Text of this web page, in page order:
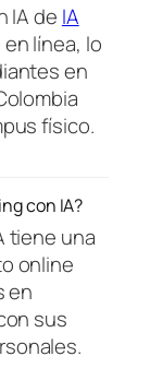
IA de IA
línea, lo
en
físico.
con IA?
tiene una
online
en
sus